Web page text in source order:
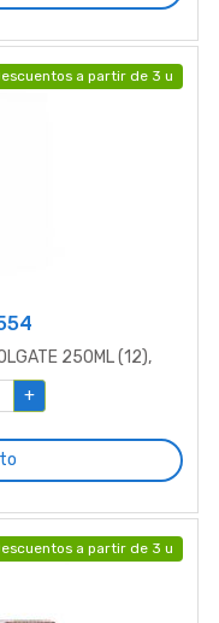
a partir de 3 u
250ML (12),
+
a partir de 3 u